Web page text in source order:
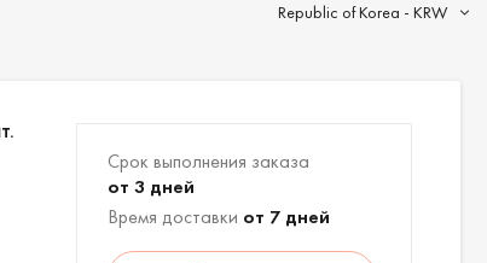
Republic of Korea - KRW
Срок выполнения заказа
от 3 дней
Время доставки от 7 дней